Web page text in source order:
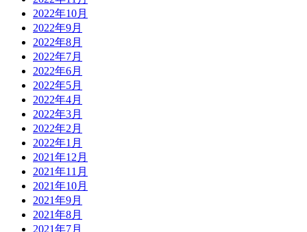
2022年10月
2022年9月
2022年8月
2022年7月
2022年6月
2022年5月
2022年4月
2022年3月
2022年2月
2022年1月
2021年12月
2021年11月
2021年10月
2021年9月
2021年8月
2021年7月